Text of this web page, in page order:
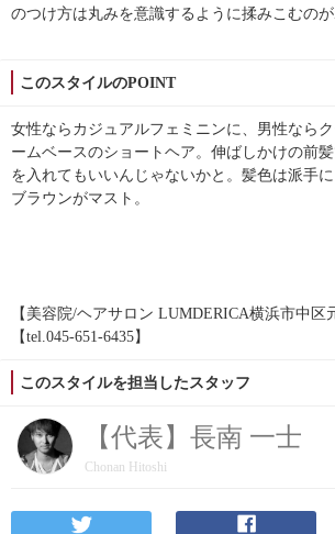
のつけ方は丸みを意識するように揉みこむのが
このスタイルのPOINT
女性ならカジュアルフェミニンに、男性なら
ームベースのショートヘア。伸ばしかけの前
を入れてもいいんじゃないかと。髪色は派手
ブラウンがマスト。
【美容院/ヘアサロン LUMDERICA横浜市中区
【tel.045-651-6435】
このスタイルを担当したスタッフ
【代表】長南 一士
Chonan Hitoshi